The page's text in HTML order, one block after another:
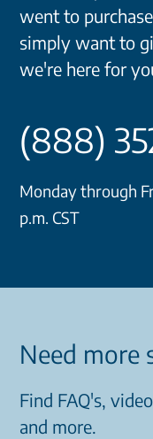
went to
simply want to
we're here for
(888)
Monday through
p.m. CST
Need more
Find FAQ's,
and more.